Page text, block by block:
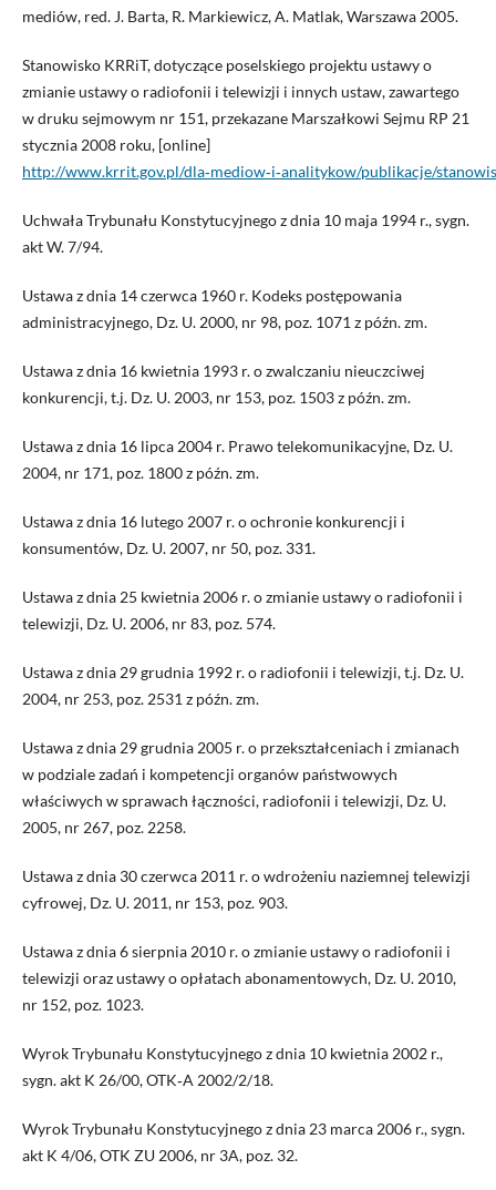
mediów, red. J. Barta, R. Markiewicz, A. Matlak, Warszawa 2005.
Stanowisko KRRiT, dotyczące poselskiego projektu ustawy o
zmianie ustawy o radiofonii i telewizji i innych ustaw, zawartego
w druku sejmowym nr 151, przekazane Marszałkowi Sejmu RP 21
stycznia 2008 roku, [online]
http://www.krrit.gov.pl/dla‑mediow‑i‑analitykow/publikacje/
Uchwała Trybunału Konstytucyjnego z dnia 10 maja 1994 r., sygn.
akt W. 7/94.
Ustawa z dnia 14 czerwca 1960 r. Kodeks postępowania
administracyjnego, Dz. U. 2000, nr 98, poz. 1071 z późn. zm.
Ustawa z dnia 16 kwietnia 1993 r. o zwalczaniu nieuczciwej
konkurencji, t.j. Dz. U. 2003, nr 153, poz. 1503 z późn. zm.
Ustawa z dnia 16 lipca 2004 r. Prawo telekomunikacyjne, Dz. U.
2004, nr 171, poz. 1800 z późn. zm.
Ustawa z dnia 16 lutego 2007 r. o ochronie konkurencji i
konsumentów, Dz. U. 2007, nr 50, poz. 331.
Ustawa z dnia 25 kwietnia 2006 r. o zmianie ustawy o radiofonii i
telewizji, Dz. U. 2006, nr 83, poz. 574.
Ustawa z dnia 29 grudnia 1992 r. o radiofonii i telewizji, t.j. Dz. U.
2004, nr 253, poz. 2531 z późn. zm.
Ustawa z dnia 29 grudnia 2005 r. o przekształceniach i zmianach
w podziale zadań i kompetencji organów państwowych
właściwych w sprawach łączności, radiofonii i telewizji, Dz. U.
2005, nr 267, poz. 2258.
Ustawa z dnia 30 czerwca 2011 r. o wdrożeniu naziemnej telewizji
cyfrowej, Dz. U. 2011, nr 153, poz. 903.
Ustawa z dnia 6 sierpnia 2010 r. o zmianie ustawy o radiofonii i
telewizji oraz ustawy o opłatach abonamentowych, Dz. U. 2010,
nr 152, poz. 1023.
Wyrok Trybunału Konstytucyjnego z dnia 10 kwietnia 2002 r.,
sygn. akt K 26/00, OTK‑A 2002/2/18.
Wyrok Trybunału Konstytucyjnego z dnia 23 marca 2006 r., sygn.
akt K 4/06, OTK ZU 2006, nr 3A, poz. 32.